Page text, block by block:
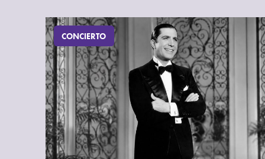
CONCIERTO